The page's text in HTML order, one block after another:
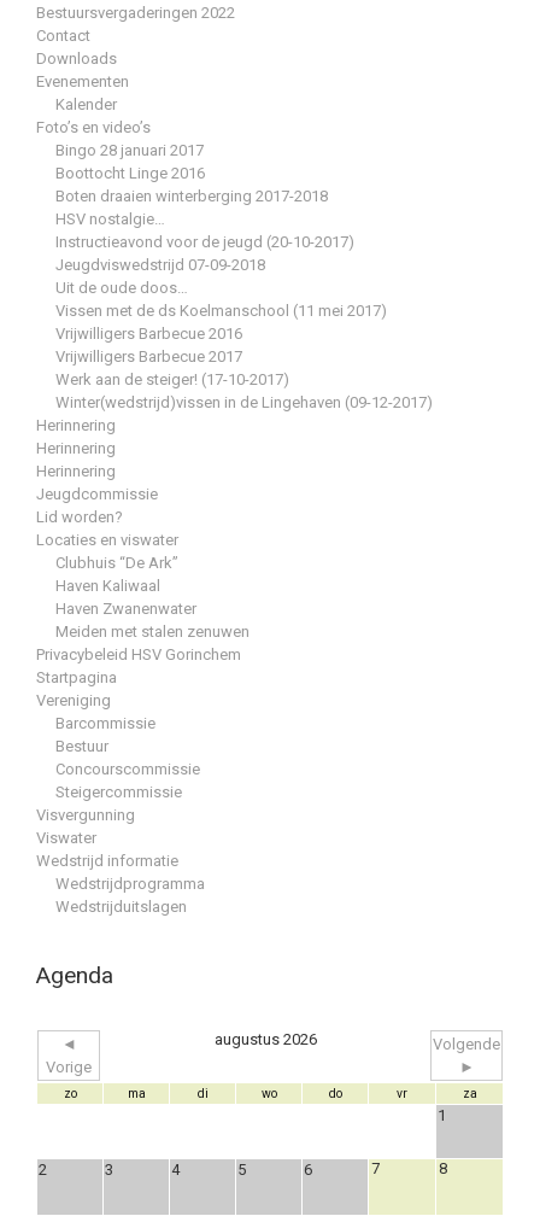
Bestuursvergaderingen 2022
Contact
Downloads
Evenementen
Kalender
Foto’s en video’s
Bingo 28 januari 2017
Boottocht Linge 2016
Boten draaien winterberging 2017-2018
HSV nostalgie…
Instructieavond voor de jeugd (20-10-2017)
Jeugdviswedstrijd 07-09-2018
Uit de oude doos…
Vissen met de ds Koelmanschool (11 mei 2017)
Vrijwilligers Barbecue 2016
Vrijwilligers Barbecue 2017
Werk aan de steiger! (17-10-2017)
Winter(wedstrijd)vissen in de Lingehaven (09-12-2017)
Herinnering
Herinnering
Herinnering
Jeugdcommissie
Lid worden?
Locaties en viswater
Clubhuis “De Ark”
Haven Kaliwaal
Haven Zwanenwater
Meiden met stalen zenuwen
Privacybeleid HSV Gorinchem
Startpagina
Vereniging
Barcommissie
Bestuur
Concourscommissie
Steigercommissie
Visvergunning
Viswater
Wedstrijd informatie
Wedstrijdprogramma
Wedstrijduitslagen
Agenda
◄
Vorige
augustus 2026
Volgende
►
zo ma di wo do vr za
1
2 3 4 5 6 7 8